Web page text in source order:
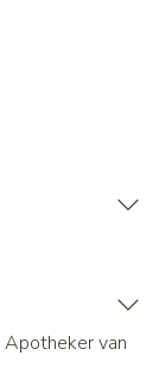
Apotheker van